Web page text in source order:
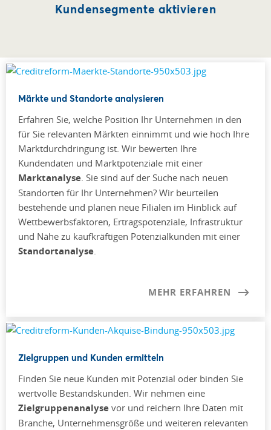
Kundensegmente aktivieren
Märkte und Standorte analysieren
Erfahren Sie, welche Position Ihr Unternehmen in den
für Sie relevanten Märkten einnimmt und wie hoch Ihre
Marktdurchdringung ist. Wir bewerten Ihre
Kundendaten und Marktpotenziale mit einer
Marktanalyse . Sie sind auf der Suche nach neuen
Standorten für Ihr Unternehmen? Wir beurteilen
bestehende und planen neue Filialen im Hinblick auf
Wettbewerbsfaktoren, Ertragspotenziale, Infrastruktur
und Nähe zu kaufkräftigen Potenzialkunden mit einer
Standortanalyse
MEHR ERFAHREN
Zielgruppen und Kunden ermitteln
Finden Sie neue Kunden mit Potenzial oder binden Sie
wertvolle Bestandskunden. Wir nehmen eine
Zielgruppenanalyse vor und reichern Ihre Daten mit
Branche, Unternehmensgröße und weiteren relevanten